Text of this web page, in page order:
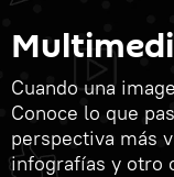
Cuando una
Conoce lo que
perspectiva más
infografías y otro